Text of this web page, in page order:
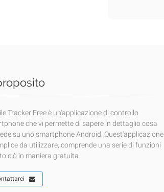
Tracker Free è un'applicazione di controllo
che vi permette di sapere in dettaglio cosa
su uno smartphone Android. Quest'applicazione
da utilizzare, comprende una serie di funzioni
ciò in maniera gratuita.